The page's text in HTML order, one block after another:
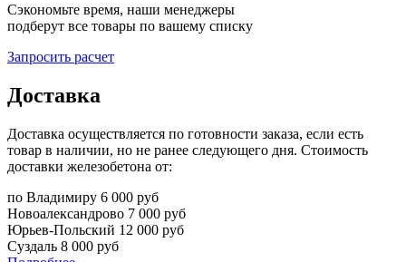
Сэкономьте время, наши менеджеры
подберут все товары по вашему списку
Запросить расчет
Доставка
Доставка осуществляется по готовности заказа, если есть
товар в наличии, но не ранее следующего дня. Стоимость
доставки железобетона от:
по Владимиру 6 000 руб
Новоалександрово 7 000 руб
Юрьев-Польский 12 000 руб
Суздаль 8 000 руб